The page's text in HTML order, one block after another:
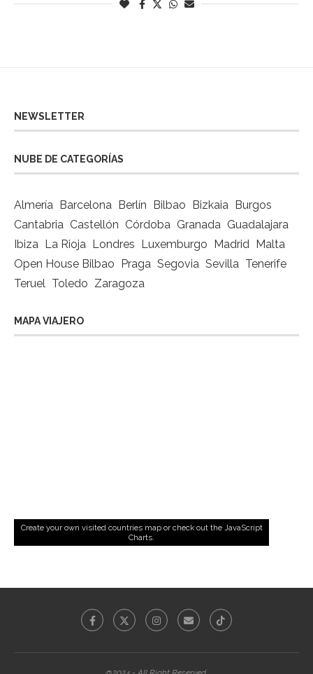
NEWSLETTER
NUBE DE CATEGORÍAS
Almería Barcelona Berlín Bilbao Bizkaia Burgos
Cantabria Castellón Córdoba Granada Guadalajara
Ibiza La Rioja Londres Luxemburgo Madrid Malta
Open House Bilbao Praga Segovia Sevilla Tenerife
Teruel Toledo Zaragoza
MAPA VIAJERO
Create your own visited countries mapor check out the JavaScript
Charts.